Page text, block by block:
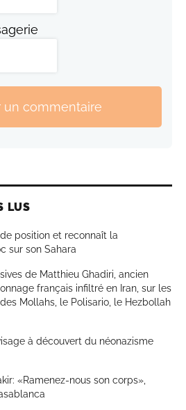
un commentaire
LUS
position et reconnaît la
sur son Sahara
de Matthieu Ghadiri, ancien
français infiltré en Iran, sur les
Mollahs, le Polisario, le Hezbollah
à découvert du néonazisme
«Ramenez-nous son corps»,